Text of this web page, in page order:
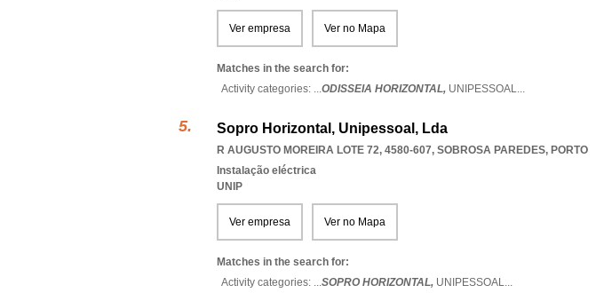
Ver empresa Ver no Mapa
Matches in the search for:
Activity categories: ...ODISSEIA HORIZONTAL, UNIPESSOAL...
Sopro Horizontal, Unipessoal, Lda
R AUGUSTO MOREIRA LOTE 72, 4580-607, SOBROSA PAREDES, PORTO
Instalação eléctrica
UNIP
Ver empresa Ver no Mapa
Matches in the search for:
Activity categories: ...SOPRO HORIZONTAL, UNIPESSOAL...